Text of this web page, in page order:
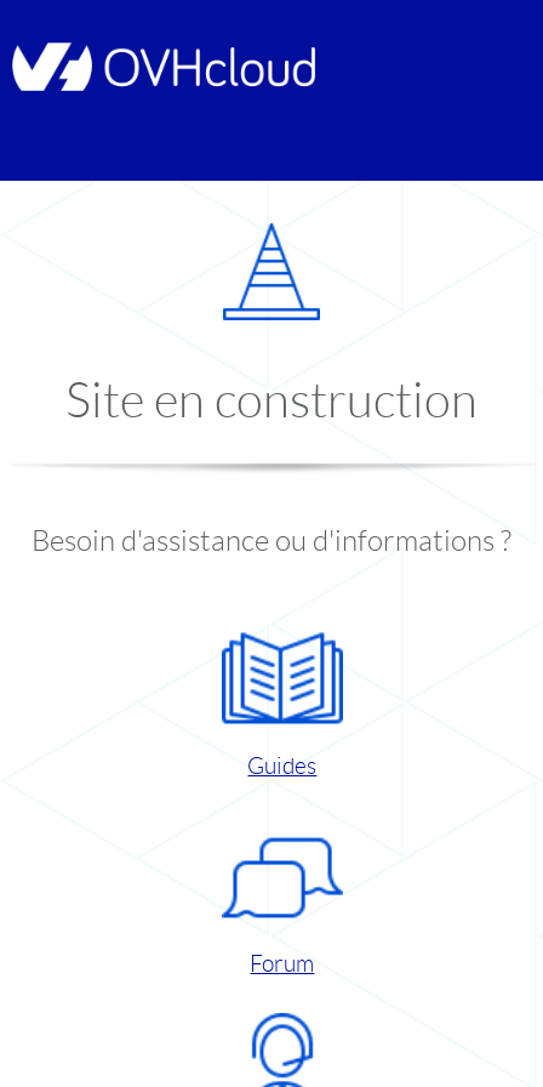
Site en construction
Besoin d'assistance ou d'informations ?
Guides
Forum